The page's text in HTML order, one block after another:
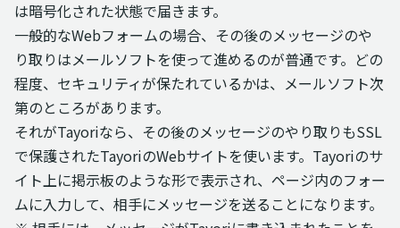
は暗号化された状態で届きます。
一般的なWebフォームの場合、その後のメッセージのや
り取りはメールソフトを使って進めるのが普通です。どの
程度、セキュリティが保たれているかは、メールソフト次
第のところがあります。
それがTayoriなら、その後のメッセージのやり取りもSSL
で保護されたTayoriのWebサイトを使います。Tayoriのサ
イト上に掲示板のような形で表示され、ページ内のフォー
ムに入力して、相手にメッセージを送ることになります。